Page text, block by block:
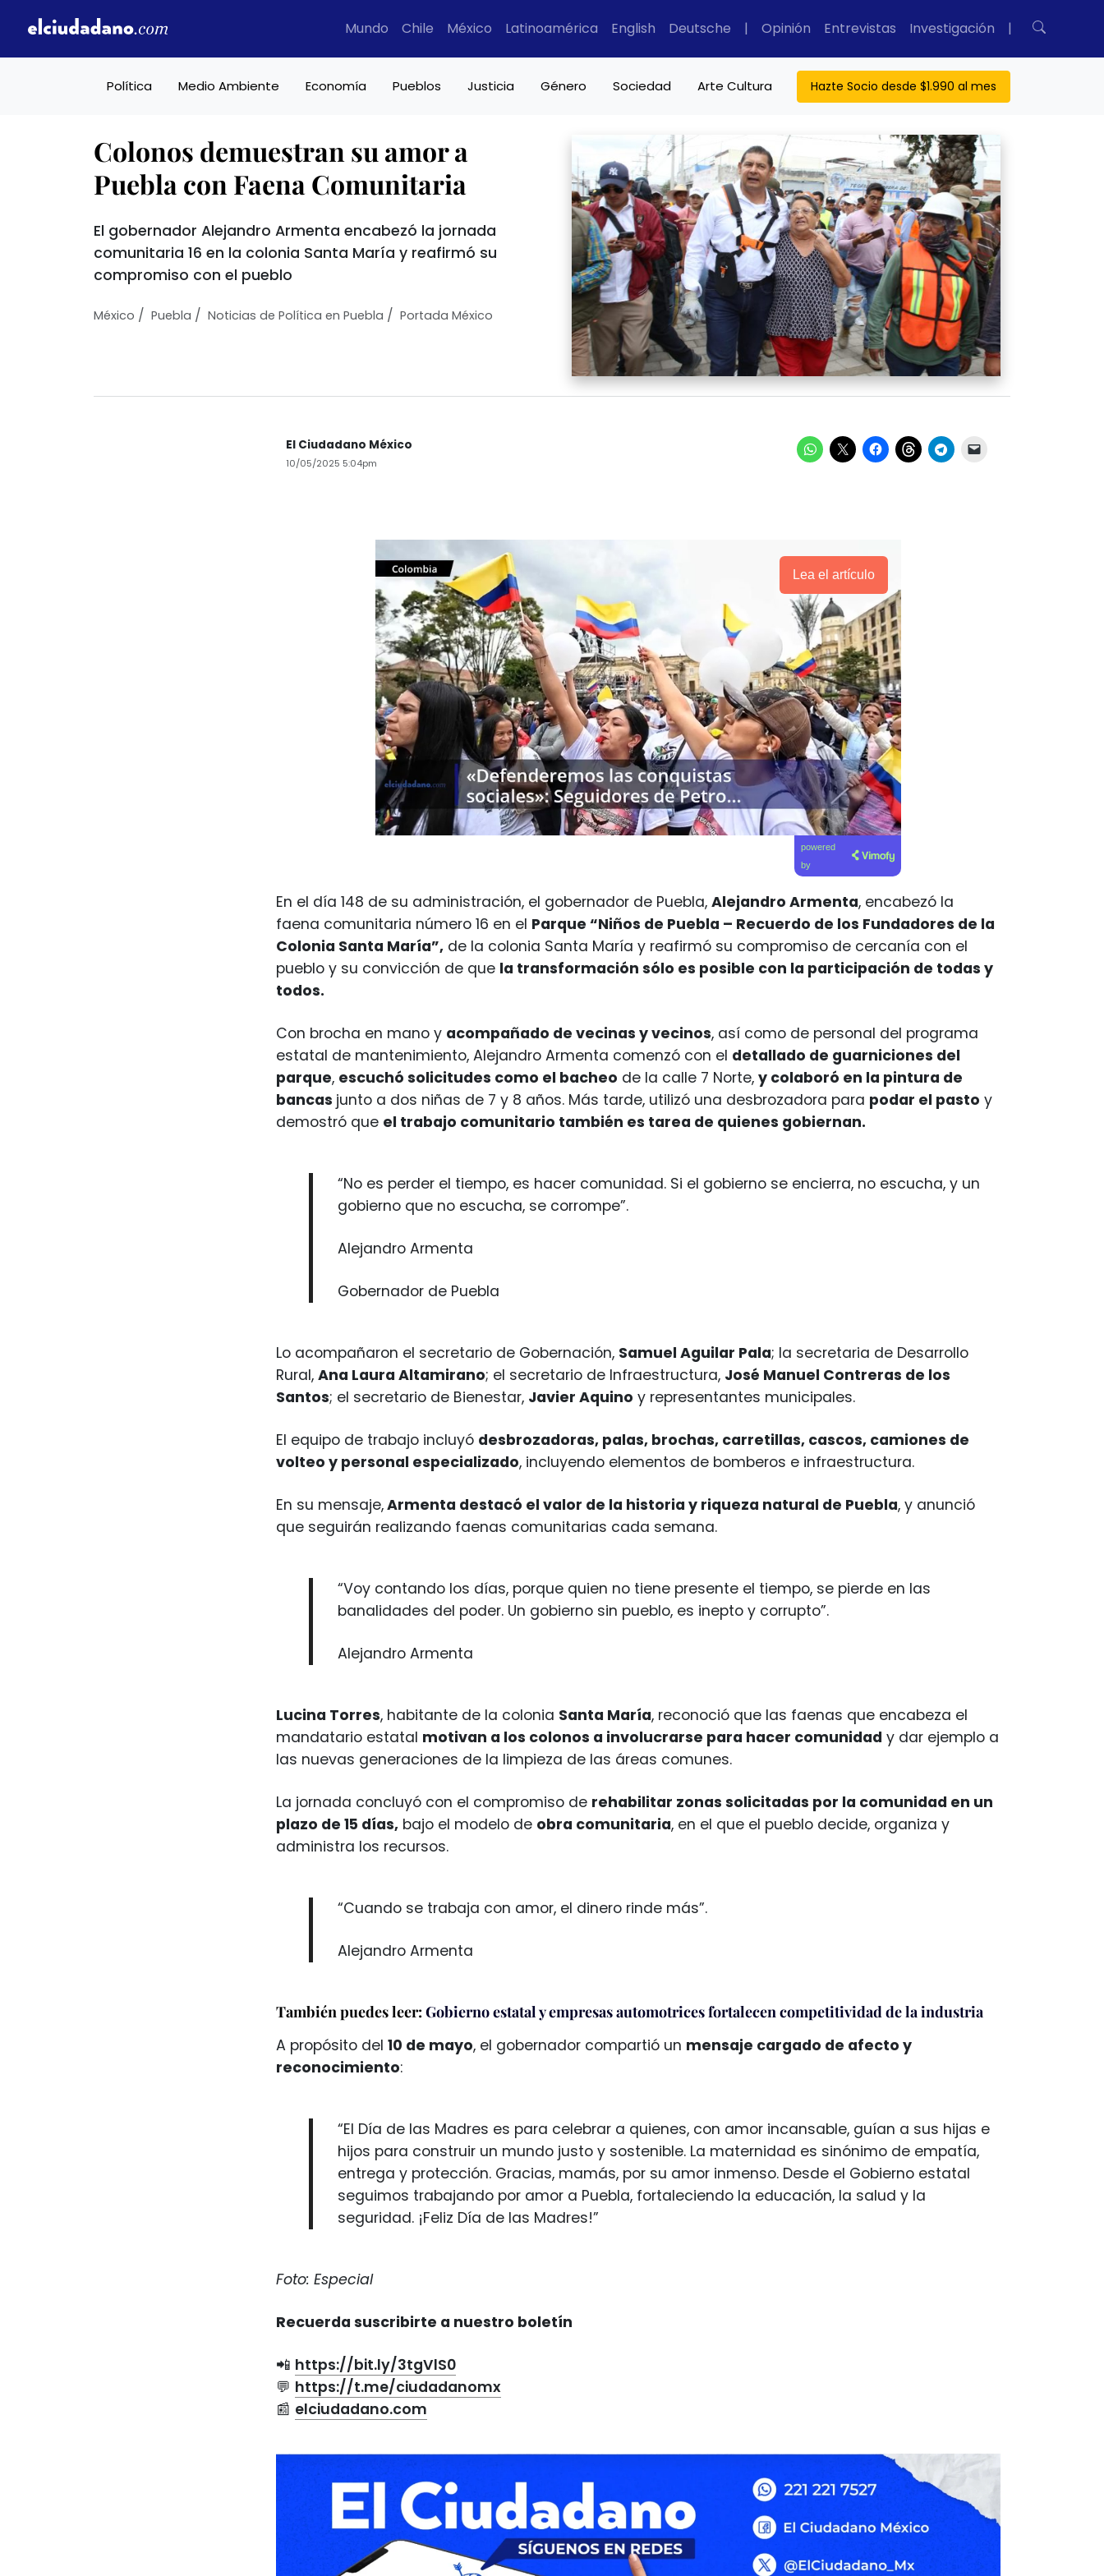
Mundo Chile México Latinoamérica English Deutsche | Opinión Entrevistas Investigación |
Política Medio Ambiente Economía Pueblos Justicia Género Sociedad Arte Cultura Hazte Socio desde $1.990 al mes
Colonos demuestran su amor a
Puebla con Faena Comunitaria
El gobernador Alejandro Armenta encabezó la jornada
comunitaria 16 en la colonia Santa María y reafirmó su
compromiso con el pueblo
México / Puebla / Noticias de Política en Puebla / Portada México
El Ciudadano México
10/05/2025 5:04pm
Lea el artículo
powered
by
En el día 148 de su administración, el gobernador de Puebla, Alejandro Armenta, encabezó la
faena comunitaria número 16 en el Parque “Niños de Puebla – Recuerdo de los Fundadores de la
Colonia Santa María”, de la colonia Santa María y reafirmó su compromiso de cercanía con el
pueblo y su convicción de que la transformación sólo es posible con la participación de todas y
todos.
Con brocha en mano y acompañado de vecinas y vecinos, así como de personal del programa
estatal de mantenimiento, Alejandro Armenta comenzó con el detallado de guarniciones del
parque, escuchó solicitudes como el bacheo de la calle 7 Norte, y colaboró en la pintura de
bancas junto a dos niñas de 7 y 8 años. Más tarde, utilizó una desbrozadora para podar el pasto y
demostró que el trabajo comunitario también es tarea de quienes gobiernan.
“No es perder el tiempo, es hacer comunidad. Si el gobierno se encierra, no escucha, y un
gobierno que no escucha, se corrompe”.
Alejandro Armenta
Gobernador de Puebla
Lo acompañaron el secretario de Gobernación, Samuel Aguilar Pala; la secretaria de Desarrollo
Rural, Ana Laura Altamirano; el secretario de Infraestructura, José Manuel Contreras de los
Santos; el secretario de Bienestar, Javier Aquino y representantes municipales.
El equipo de trabajo incluyó desbrozadoras, palas, brochas, carretillas, cascos, camiones de
volteo y personal especializado, incluyendo elementos de bomberos e infraestructura.
En su mensaje,Armenta destacó el valor de la historia y riqueza natural de Puebla, y anunció
que seguirán realizando faenas comunitarias cada semana.
“Voy contando los días, porque quien no tiene presente el tiempo, se pierde en las
banalidades del poder. Un gobierno sin pueblo, es inepto y corrupto”.
Alejandro Armenta
Lucina Torres, habitante de la colonia Santa María, reconoció que las faenas que encabeza el
mandatario estatal motivan a los colonos a involucrarse para hacer comunidad y dar ejemplo a
las nuevas generaciones de la limpieza de las áreas comunes.
La jornada concluyó con el compromiso de rehabilitar zonas solicitadas por la comunidad en un
plazo de 15 días, bajo el modelo de obra comunitaria, en el que el pueblo decide, organiza y
administra los recursos.
“Cuando se trabaja con amor, el dinero rinde más”.
Alejandro Armenta
También puedes leer: Gobierno estatal y empresas automotrices fortalecen competitividad de la industria
A propósito del 10 de mayo, el gobernador compartió un mensaje cargado de afecto y
reconocimiento:
“El Día de las Madres es para celebrar a quienes, con amor incansable, guían a sus hijas e
hijos para construir un mundo justo y sostenible. La maternidad es sinónimo de empatía,
entrega y protección. Gracias, mamás, por su amor inmenso. Desde el Gobierno estatal
seguimos trabajando por amor a Puebla, fortaleciendo la educación, la salud y la
seguridad. ¡Feliz Día de las Madres!”
Foto: Especial
Recuerda suscribirte a nuestro boletín
📲 https://bit.ly/3tgVlS0
💬 https://t.me/ciudadanomx
📰 elciudadano.com